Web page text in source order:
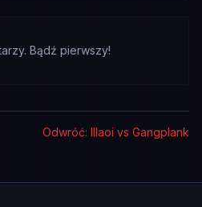
Bądź pierwszy!
Odwróć: Illaoi vs Gangplank